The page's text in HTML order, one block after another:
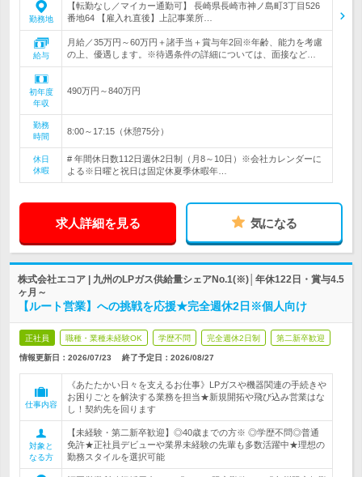
勤務地
【転勤なし／マイカー通勤可】 長崎県長崎市神ノ島町3丁目526
番地64 【雇入れ直後】上記事業所…
給与
月給／35万円～60万円＋諸手当＋賞与年2回※年齢、能力を考慮
の上、優遇します。※待遇条件の詳細については、面接など…
初年度
年収
490万円～840万円
勤務
時間
8:00～17:15（休憩75分）
休日
休暇
# 年間休日数112日週休2日制（月8～10日）※会社カレンダーに
よる※日曜と祝日は固定休夏季休暇年…
求人詳細を見る 気になる
株式会社エコア | 九州のLPガス供給量シェアNo.1(※)│年休122日・賞与4.5
ヶ月～
【ルート営業】への挑戦を応援★完全週休2日※個人向け
正社員 職種・業種未経験OK 学歴不問 完全週休2日制 第二新卒歓迎
情報更新日：2026/07/23 終了予定日： 2026/08/27
仕事内容
《あたたかい日々を支えるお仕事》LPガスや機器関連の手続きや
お困りごとを解決する業務を担当★新規開拓や飛び込み営業はな
し！契約先を回ります
対象と
なる方
【未経験・第二新卒歓迎】◎40歳までの方※ ◎学歴不問◎普通
免許★正社員デビューや業界未経験の先輩も多数活躍中★理想の
勤務スタイルを選択可能